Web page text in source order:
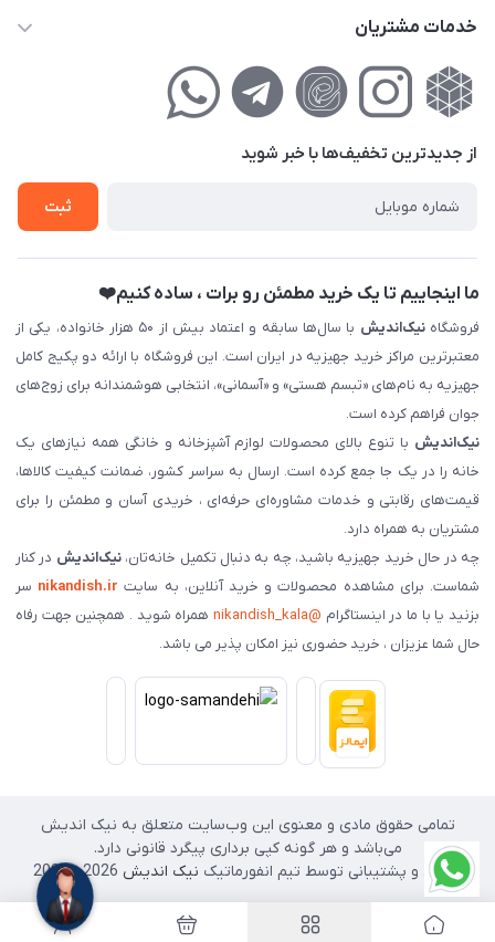
کوچه گلریز 4 غربی ، پلاک 13
حساب کاربری
لیست محصولات
خدمات مشتریان
راهنمای‌خرید‌آنلاین
حریم خصوصی
فروش‌اقساطی
از جدید‌ترین تخفیف‌ها با‌ خبر شوید
ثبت
ما اینجاییم تا یک خرید مطمئن رو برات ، ساده کنیم❤️
فروشگاهنیک‌اندیش
با سال‌ها سابقه و اعتماد بیش از ۵۰ هزار خانواده، یکی از
معتبرترین مراکز خرید جهیزیه در ایران است. این فروشگاه با ارائه دو پکیج کامل
جهیزیه به نام‌های «تبسم هستی» و «آسمانی»، انتخابی هوشمندانه برای زوج‌های
جوان فراهم کرده است.
نیک‌اندیش با تنوع بالای محصولات لوازم آشپزخانه و خانگی همه نیازهای یک
خانه را در یک جا جمع کرده است. ارسال به سراسر کشور، ضمانت کیفیت کالاها،
قیمت‌های رقابتی و خدمات مشاوره‌ای حرفه‌ای ، خریدی آسان و مطمئن را برای
مشتریان به همراه دارد.
چه در حال خرید جهیزیه باشید، چه به دنبال تکمیل خانه‌تان،نیک‌اندیش در کنار
شماست. برای مشاهده محصولات و خرید آنلاین، به سایت nikandish.ir سر
بزنید یا با ما در اینستاگرام @nikandish_kala
همراه شوید . همچنین جهت رفاه
حال شما عزیزان ، خرید حضوری نیز امکان پذیر می باشد.
تمامی حقوق مادی و معنوی این وب‌سایت متعلق به نیک اندیش
می‌باشد و هر گونه کپی برداری پیگرد قانونی دارد.
طراحی و پشتیبانی توسط تیم انفورماتیک نیک اندیش 2026 - 2025